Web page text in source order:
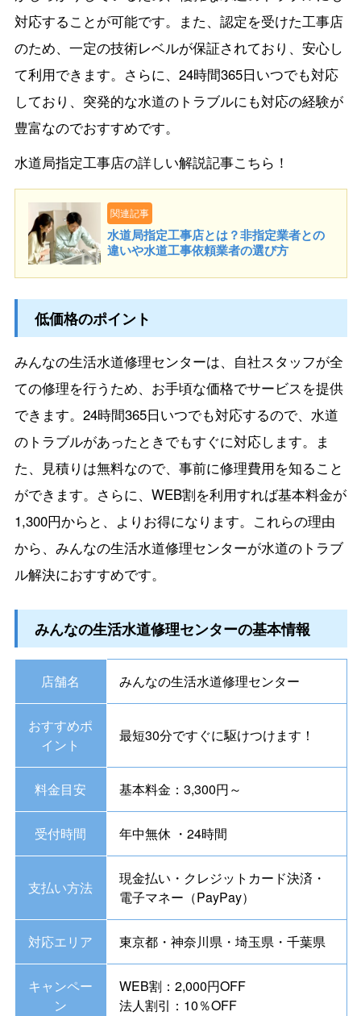
対応することが可能です。また、認定を受けた工事店
のため、一定の技術レベルが保証されており、安心し
て利用できます。さらに、24時間365日いつでも対応
しており、突発的な水道のトラブルにも対応の経験が
豊富なのでおすすめです。
水道局指定工事店の詳しい解説記事こちら！
関連記事
水道局指定工事店とは？非指定業者との
違いや水道工事依頼業者の選び方
低価格のポイント
みんなの生活水道修理センターは、自社スタッフが全
ての修理を行うため、お手頃な価格でサービスを提供
できます。24時間365日いつでも対応するので、水道
のトラブルがあったときでもすぐに対応します。ま
た、見積りは無料なので、事前に修理費用を知ること
ができます。さらに、WEB割を利用すれば基本料金が
1,300円からと、よりお得になります。これらの理由
から、みんなの生活水道修理センターが水道のトラブ
ル解決におすすめです。
みんなの生活水道修理センターの基本情報
店舗名 みんなの生活水道修理センター
おすすめポ
イント
最短30分ですぐに駆けつけます！
料金目安 基本料金：3,300円～
受付時間 年中無休 ・24時間
支払い方法
現金払い・クレジットカード決済・
電子マネー（PayPay）
対応エリア 東京都・神奈川県・埼玉県・千葉県
キャンペー
ン
WEB割：2,000円OFF
法人割引：10％OFF